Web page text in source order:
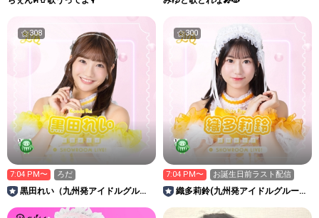
308
7:04 PM〜 ろだ
黒田れい（九州発アイドルグルー
300
7:04 PM〜 お誕生日前ラスト配信
織多莉鈴(九州発アイドルグループ